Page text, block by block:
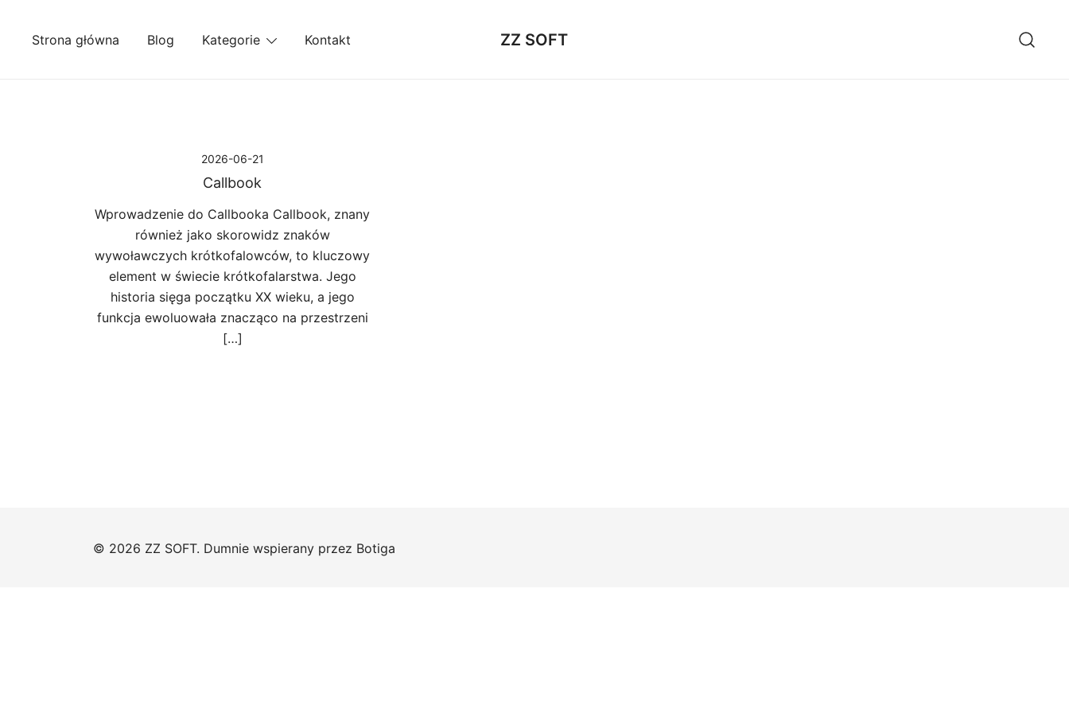
Strona główna Blog Kategorie Kontakt ZZ SOFT
2026-06-21
Callbook
Wprowadzenie do Callbooka Callbook, znany
również jako skorowidz znaków
wywoławczych krótkofalowców, to kluczowy
element w świecie krótkofalarstwa. Jego
historia sięga początku XX wieku, a jego
funkcja ewoluowała znacząco na przestrzeni
[…]
© 2026 ZZ SOFT. Dumnie wspierany przez Botiga